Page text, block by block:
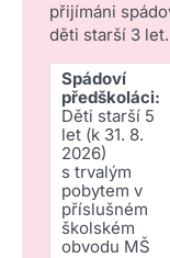
přijímáni
děti starší 3 let.
Spádoví
předškoláci:
Děti starší 5
let (k 31. 8.
2026)
s trvalým
pobytem v
příslušném
školském
obvodu MŠ